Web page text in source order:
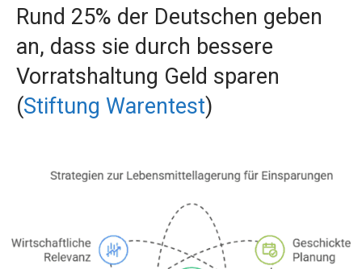
Rund 25% der Deutschen geben
an, dass sie durch bessere
Vorratshaltung Geld sparen
(Stiftung Warentest)